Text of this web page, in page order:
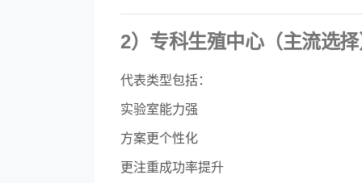
2）专科生殖中心（主流选
代表类型包括：
实验室能力强
方案更个性化
更注重成功率提升